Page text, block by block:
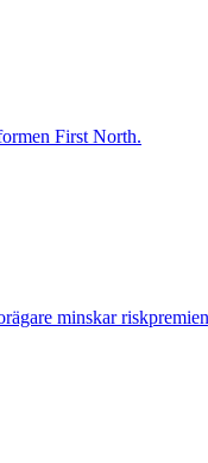
First North.
minskar